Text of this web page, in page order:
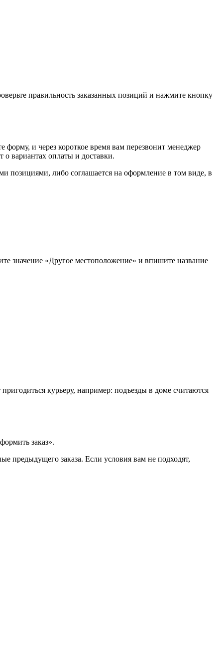
правильность заказанных позиций и нажмите кнопку
и через короткое время вам перезвонит менеджер
о вариантах оплаты и доставки.
позициями, либо соглашается на оформление в том виде, в
значение «Другое местоположение» и впишите название
курьеру, например: подъезды в доме считаются
заказ».
предыдущего заказа. Если условия вам не подходят,